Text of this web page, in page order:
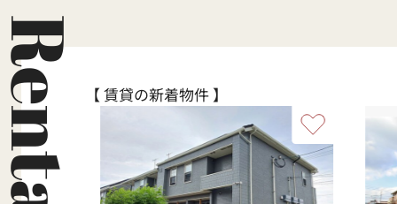
頂き
【 賃貸の新着物件 】